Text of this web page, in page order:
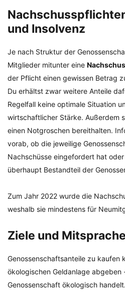
und Insolvenz
Je nach Struktur der
Mitglieder mitunter eine
der Pflicht einen gewissen Betrag
Du erhältst zwar weitere Anteile
Regelfall keine optimale Situation
wirtschaftlicher Stärke. Außerdem
einen Notgroschen bereithalten.
vorab, ob die jeweilige
Nachschüsse eingefordert hat
überhaupt Bestandteil der
Zum Jahr 2022 wurde die
weshalb sie mindestens für
Ziele und
Genossenschaftsanteile zu kaufen
ökologischen Geldanlage abgeben
Genossenschaft ökologisch